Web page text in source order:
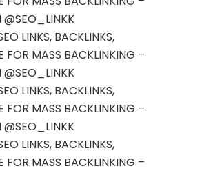
@SEO_LINKK
LINKS, BACKLINKS,
FOR MASS BACKLINKING –
@SEO_LINKK
LINKS, BACKLINKS,
FOR MASS BACKLINKING –
@SEO_LINKK
LINKS, BACKLINKS,
FOR MASS BACKLINKING –